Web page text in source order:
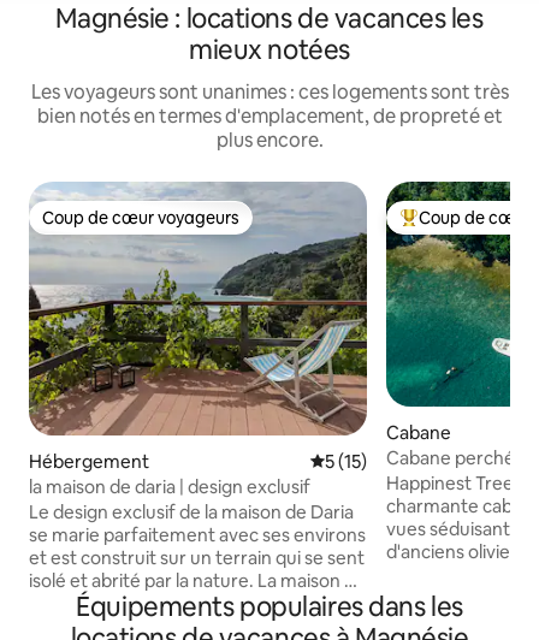
Magnésie : locations de vacances les
mieux notées
Les voyageurs sont unanimes : ces logements sont très
bien notés en termes d'emplacement, de propreté et
plus encore.
Coup de cœur voyageurs
Coup de cœur voyageurs
Hébergement Évaluation moyenne sur la
5 (15)
la maison de daria | design exclusif
Le design exclusif de la maison de Daria
se marie parfaitement avec ses environs
et est construit sur un terrain qui se sent
isolé et abrité par la nature. La maison de
85 m2 dispose d'une grande véranda
avec une vue imprenable sur la mer et
Coups de cœur
Coup de cœur
Cabane
Cabane perchée
mer avec vue
Happinest
charmante
vues
d'anciens oliviers,
des feuilles et du
Réveillez-vous en
Équipements populaires dans les